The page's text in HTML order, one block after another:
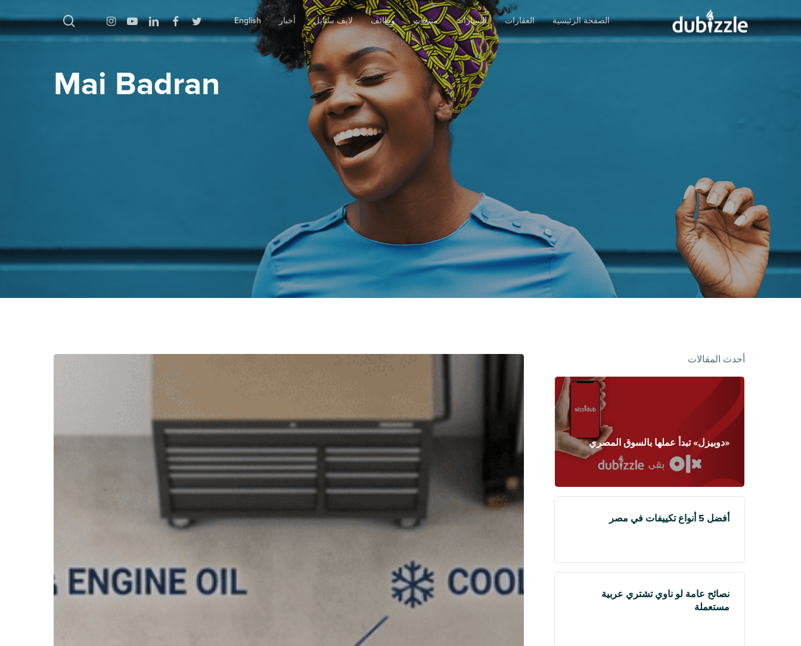
to
اضغط على Enter للبحث أو ESC للإغلاق
الصفحة الرئيسية العقارات السيارات منتجات وظائف لايف ستايل أخبار English
Twitter
Facebook
Linkedin
Youtube
Instagram بحث
Mai Badran
أحدث المقالات
«دوبيزل» تبدأ عملها بالسوق المصري
أفضل 5 أنواع تكييفات في مصر
نصائح عامة لو ناوي تشتري عربية
مستعملة